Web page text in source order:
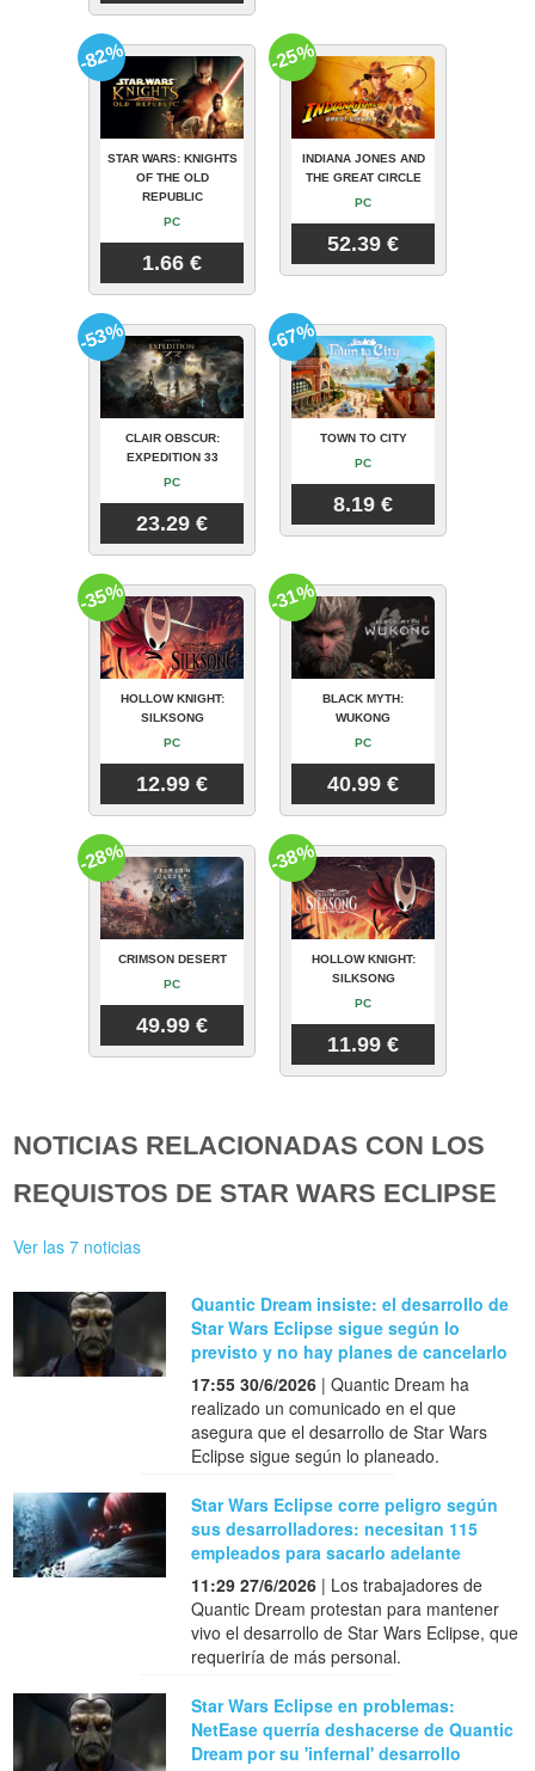
STAR WARS: KNIGHTS
OF THE OLD
REPUBLIC
PC
1.66 €
-82%
INDIANA JONES AND
THE GREAT CIRCLE
PC
52.39 €
-25%
CLAIR OBSCUR:
EXPEDITION 33
PC
23.29 €
-53%
TOWN TO CITY
PC
8.19 €
-67%
HOLLOW KNIGHT:
SILKSONG
PC
12.99 €
-35%
BLACK MYTH:
WUKONG
PC
40.99 €
-31%
CRIMSON DESERT
PC
49.99 €
-28%
HOLLOW KNIGHT:
SILKSONG
PC
11.99 €
-38%
NOTICIAS RELACIONADAS CON LOS
REQUISTOS DE STAR WARS ECLIPSE
Ver las 7 noticias
Quantic Dream insiste: el desarrollo de
Star Wars Eclipse sigue según lo
previsto y no hay planes de cancelarlo
17:55 30/6/2026 | Quantic Dream ha
realizado un comunicado en el que
asegura que el desarrollo de Star Wars
Eclipse sigue según lo planeado.
Star Wars Eclipse corre peligro según
sus desarrolladores: necesitan 115
empleados para sacarlo adelante
11:29 27/6/2026 | Los trabajadores de
Quantic Dream protestan para mantener
vivo el desarrollo de Star Wars Eclipse, que
requeriría de más personal.
Star Wars Eclipse en problemas:
NetEase querría deshacerse de Quantic
Dream por su 'infernal' desarrollo